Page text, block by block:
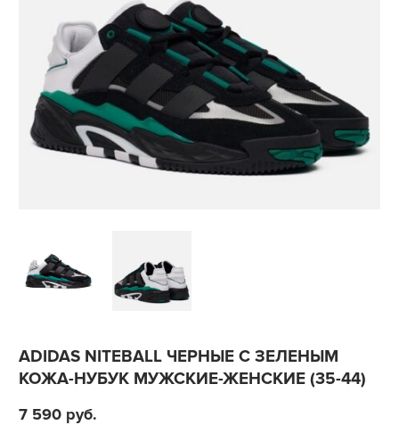
ADIDAS NITEBALL ЧЕРНЫЕ С ЗЕЛЕНЫМ
КОЖА-НУБУК МУЖСКИЕ-ЖЕНСКИЕ (35-44)
7 590 руб.